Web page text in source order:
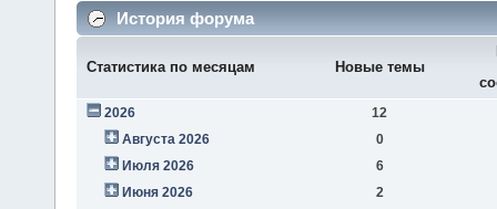
История форума
Статистика по месяцам Новые темы
2026
12
Августа 2026
0
Июля 2026
6
Июня 2026
2